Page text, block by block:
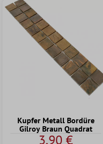
Kupfer Metall Bordüre
Gilroy Braun Quadrat
3,90 €